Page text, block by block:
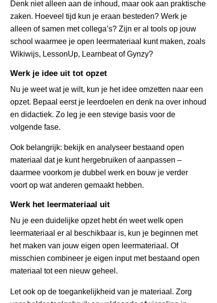
Denk niet alleen aan de inhoud, maar ook aan praktische
zaken. Hoeveel tijd kun je eraan besteden? Werk je
alleen of samen met collega’s? Zijn er al tools op jouw
school waarmee je open leermateriaal kunt maken, zoals
Wikiwijs, LessonUp, Learnbeat of Gynzy?
Werk je idee uit tot opzet
Nu je weet wat je wilt, kun je het idee omzetten naar een
opzet. Bepaal eerst je leerdoelen en denk na over inhoud
en didactiek. Zo leg je een stevige basis voor de
volgende fase.
Ook belangrijk: bekijk en analyseer bestaand open
materiaal dat je kunt hergebruiken of aanpassen –
daarmee voorkom je dubbel werk en bouw je verder
voort op wat anderen gemaakt hebben.
Werk het leermateriaal uit
Nu je een duidelijke opzet hebt én weet welk open
leermateriaal er al beschikbaar is, kun je beginnen met
het maken van jouw eigen open leermateriaal. Of
misschien combineer je eigen input met bestaand open
materiaal tot een nieuw geheel.
Let ook op de toegankelijkheid van je materiaal. Zorg